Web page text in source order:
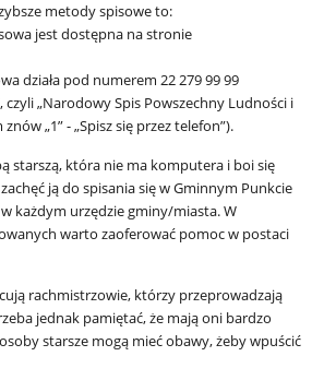
metody spisowe to:
jest dostępna na stronie
działa pod numerem 22 279 99 99
czyli „Narodowy Spis Powszechny Ludności i
„1” - „Spisz się przez telefon”).
starszą, która nie ma komputera i boi się
ją do spisania się w Gminnym Punkcie
każdym urzędzie gminy/miasta. W
warto zaoferować pomoc w postaci
rachmistrzowie, którzy przeprowadzają
jednak pamiętać, że mają oni bardzo
starsze mogą mieć obawy, żeby wpuścić